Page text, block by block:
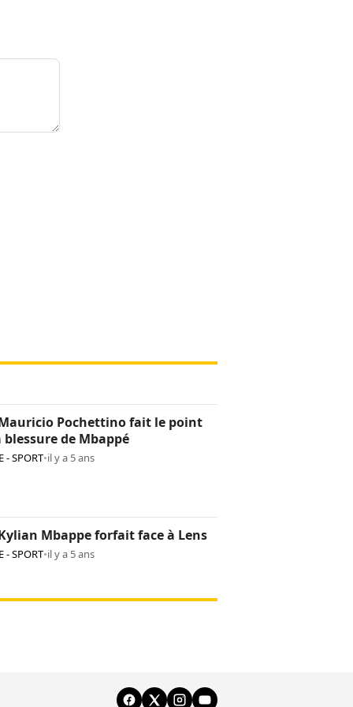
Mauricio Pochettino fait le point
blessure de Mbappé
- SPORT•il y a 5 ans
Mbappe forfait face à Lens
- SPORT•il y a 5 ans